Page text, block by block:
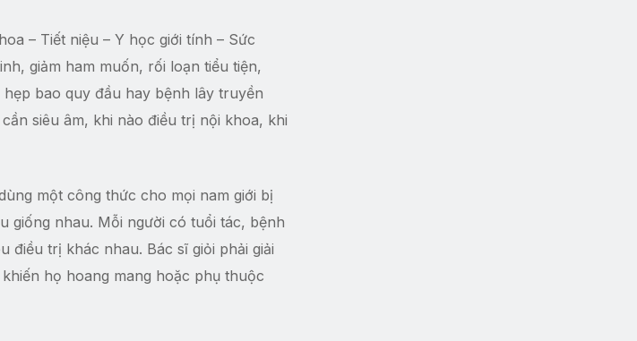
– Tiết niệu – Y học giới tính – Sức
giảm ham muốn, rối loạn tiểu tiện,
bao quy đầu hay bệnh lây truyền
siêu âm, khi nào điều trị nội khoa, khi
một công thức cho mọi nam giới bị
giống nhau. Mỗi người có tuổi tác, bệnh
điều trị khác nhau. Bác sĩ giỏi phải giải
họ hoang mang hoặc phụ thuộc